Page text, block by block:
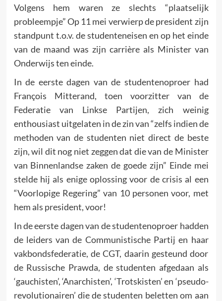
Volgens hem waren ze slechts “plaatse­lijk
probleempje” Op 11 mei verwierp de president zijn
stand­punt t.o.v. de studenteneisen en op het einde
van de maand was zijn carrière als Minister van
Onderwijs ten einde.
In de eerste dagen van de studentenoproer had
François Mitte­rand, toen voorzitter van de
Federatie van Linkse Partijen, zich weinig
enthousiast uitgelaten in de zin van “zelfs indien de
methoden van de studenten niet direct de beste
zijn, wil dit nog niet zeggen dat die van de Minister
van Binnenlandse zaken de goede zijn” Einde mei
stelde hij als enige oplossing voor de crisis al een
“Voorlopige Regering” van 10 personen voor, met
hem als president, voor!
In de eerste dagen van de studentenoproer hadden
de leiders van de Communistische Partij en haar
vakbondsfederatie, de CGT, daarin gesteund door
de Russische Prawda, de studenten afgedaan als
‘gauchisten’, ‘Anarchisten’, ‘Trotskisten’ en ‘pseudo-
revolutionairen’ die de studenten beletten om aan